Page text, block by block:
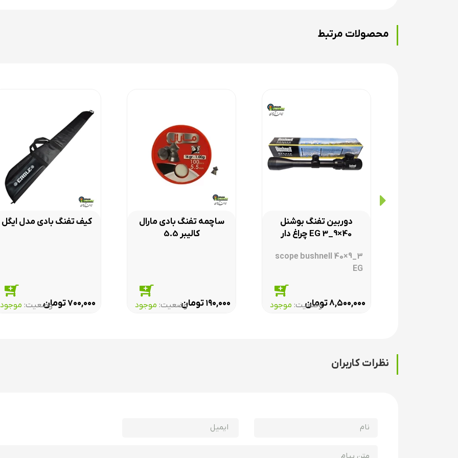
جنس قنداق این تفنگ سنتتیک، فایبرگلاس از نوع تامب هول است که پشت آن پد لاستیکی برای جذب لگد تفنگ قرار گرفته است
تنظیم هستند و این ویژگی، یکی از بهترین نقاط قوت تفنگ هاتسان 1100 است.
ضد شوک و با زوم خوب برای آن خرید کنید.
محصولات مرتبط
دوربین تفنگ بوشنل
40×9_3 EG چراغ دار
scope bushnell 40×9_3
EG
۸,۵۰۰,۰۰۰تومان
وضعیت:‌ موجود
ساچمه تفنگ بادی مارال
کالیبر 5.5
۱۹۰,۰۰۰تومانوضعیت:‌ موجود
کیف تفنگ بادی مدل ایگل
۷۰۰,۰۰۰تومانوضعیت:‌ موجود
نظرات کاربران